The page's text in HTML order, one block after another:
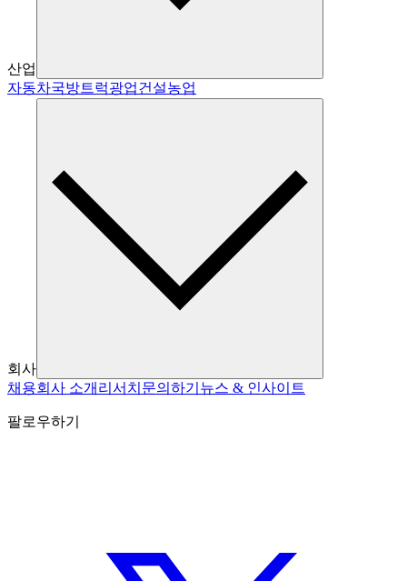
산업
자동차국방트럭광업건설농업
회사
채용회사 소개 리서치 문의하기 뉴스 & 인사이트
팔로우하기